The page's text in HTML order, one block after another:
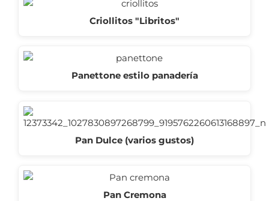
Criollitos "Libritos"
Panettone estilo panadería
Pan Dulce (varios gustos)
Pan Cremona